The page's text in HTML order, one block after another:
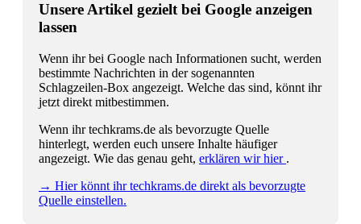
Unsere Artikel gezielt bei Google anzeigen
lassen
Wenn ihr bei Google nach Informationen sucht, werden
bestimmte Nachrichten in der sogenannten
Schlagzeilen-Box angezeigt. Welche das sind, könnt ihr
jetzt direkt mitbestimmen.
Wenn ihr techkrams.de als bevorzugte Quelle
hinterlegt, werden euch unsere Inhalte häufiger
angezeigt. Wie das genau geht, erklären wir hier .
→ Hier könnt ihr techkrams.de direkt als bevorzugte
Quelle einstellen.